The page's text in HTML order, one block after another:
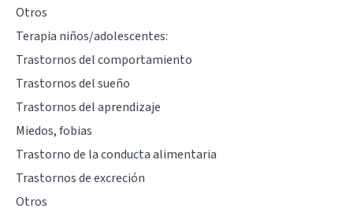
Otros
Terapia niños/adolescentes:
Trastornos del comportamiento
Trastornos del sueño
Trastornos del aprendizaje
Miedos, fobias
Trastorno de la conducta alimentaria
Trastornos de excreción
Otros